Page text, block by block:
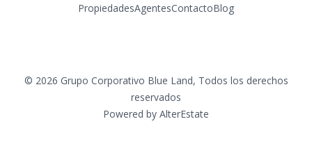
PropiedadesAgentesContactoBlog
© 2026 Grupo Corporativo Blue Land, Todos los derechos
reservados
Powered by AlterEstate